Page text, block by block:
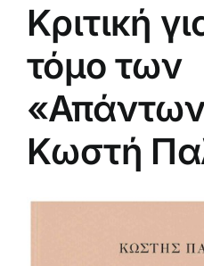
Κριτική
τόμο των
Κωστή